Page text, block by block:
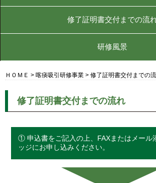
修了証明書交付までの流
研修風景
ＨＯＭＥ > 喀痰吸引研修事業 > 修了証明書交付までの
修了証明書交付までの流れ
① 申込書をご記入の上、FAXまたはメール
ッジにお申し込みください。